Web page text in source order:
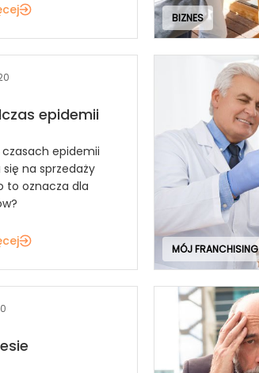
BIZNES
epidemii
czasach epidemii
na sprzedaży
to oznacza dla
MÓJ FRANCHISING